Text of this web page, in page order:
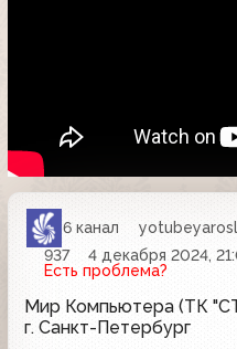
6 канал
937
4 декабря 2024,
Есть проблема?
Мир Компьютера (ТК
г. Санкт-Петербург